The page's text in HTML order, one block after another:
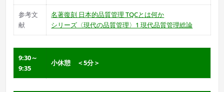
参考文
献
名著復刻 日本的品質管理 TQCとは何か
シリーズ〈現代の品質管理〉1 現代品質管理総論
9:30～
9:35
小休憩 ＜5分＞